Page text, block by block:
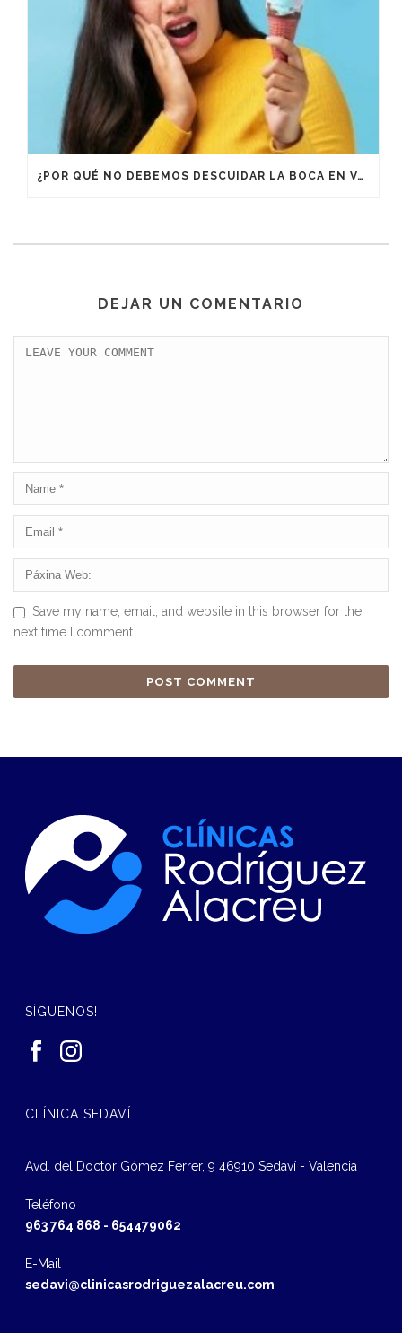
¿POR QUÉ NO DEBEMOS DESCUIDAR LA BOCA EN VACACIONES?
DEJAR UN COMENTARIO
Save my name, email, and website in this browser for the
next time I comment.
SÍGUENOS!
CLÍNICA SEDAVÍ
Avd. del Doctor Gómez Ferrer, 9 46910 Sedaví - Valencia
Teléfono
963 764 868 - 654479062
E-Mail
sedavi@clinicasrodriguezalacreu.com